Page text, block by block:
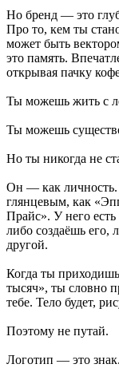
Но бренд — это
Про то, кем ты
может быть
это память.
открывая пачку
Ты можешь жить с
Ты можешь
Но ты никогда не
Он — как личность.
глянцевым, как
Прайс». У него есть
либо создаёшь его,
другой.
Когда ты
тысяч», ты словно
тебе. Тело будет,
Поэтому не путай.
Логотип — это знак.